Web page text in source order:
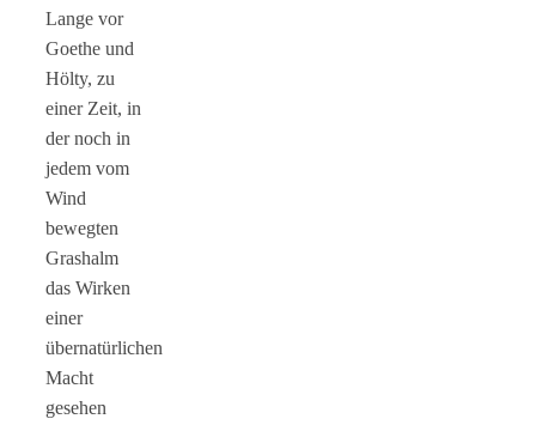
Lange vor
Goethe und
Hölty, zu
einer Zeit, in
der noch in
jedem vom
Wind
bewegten
Grashalm
das Wirken
einer
übernatürlichen
Macht
gesehen